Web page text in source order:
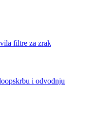
filtre za zrak
i odvodnju